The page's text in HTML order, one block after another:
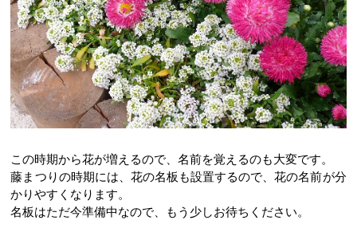
この時期から花が増えるので、名前を覚えるのも大変です。
藤まつりの時期には、花の名板も設置するので、花の名前が分
かりやすくなります。
名板はただ今準備中なので、もう少しお待ちください。